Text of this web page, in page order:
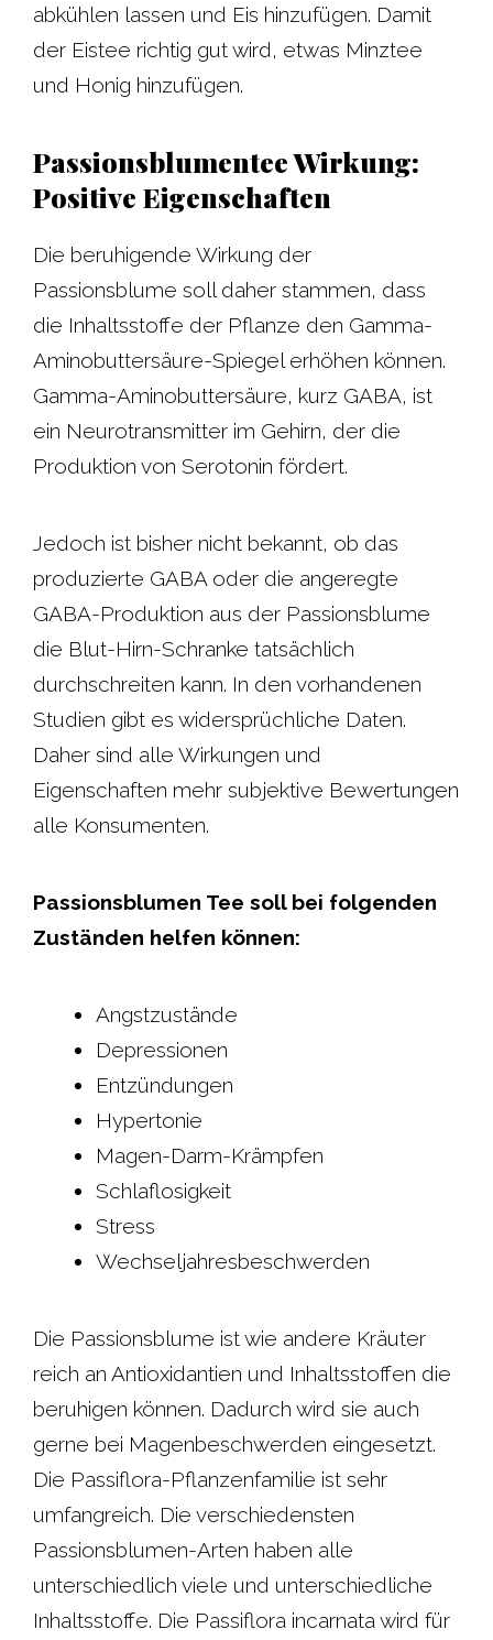
abkühlen lassen und Eis hinzufügen. Damit
der Eistee richtig gut wird, etwas Minztee
und Honig hinzufügen.
Passionsblumentee Wirkung:
Positive Eigenschaften
Die beruhigende Wirkung der
Passionsblume soll daher stammen, dass
die Inhaltsstoffe der Pflanze den Gamma-
Aminobuttersäure-Spiegel erhöhen können.
Gamma-Aminobuttersäure, kurz GABA, ist
ein Neurotransmitter im Gehirn, der die
Produktion von Serotonin fördert.
Jedoch ist bisher nicht bekannt, ob das
produzierte GABA oder die angeregte
GABA-Produktion aus der Passionsblume
die Blut-Hirn-Schranke tatsächlich
durchschreiten kann. In den vorhandenen
Studien gibt es widersprüchliche Daten.
Daher sind alle Wirkungen und
Eigenschaften mehr subjektive Bewertungen
alle Konsumenten.
Passionsblumen Tee soll bei folgenden
Zuständen helfen können:
Angstzustände
Depressionen
Entzündungen
Hypertonie
Magen-Darm-Krämpfen
Schlaflosigkeit
Stress
Wechseljahresbeschwerden
Die Passionsblume ist wie andere Kräuter
reich an Antioxidantien und Inhaltsstoffen die
beruhigen können. Dadurch wird sie auch
gerne bei Magenbeschwerden eingesetzt.
Die Passiflora-Pflanzenfamilie ist sehr
umfangreich. Die verschiedensten
Passionsblumen-Arten haben alle
unterschiedlich viele und unterschiedliche
Inhaltsstoffe. Die Passiflora incarnata wird für